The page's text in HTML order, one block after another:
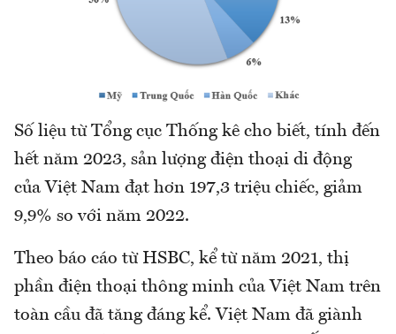
Số liệu từ Tổng cục Thống kê cho biết, tính đến
hết năm 2023, sản lượng điện thoại di động
của Việt Nam đạt hơn 197,3 triệu chiếc, giảm
9,9% so với năm 2022.
Theo báo cáo từ HSBC, kể từ năm 2021, thị
phần điện thoại thông minh của Việt Nam trên
toàn cầu đã tăng đáng kể. Việt Nam đã giành